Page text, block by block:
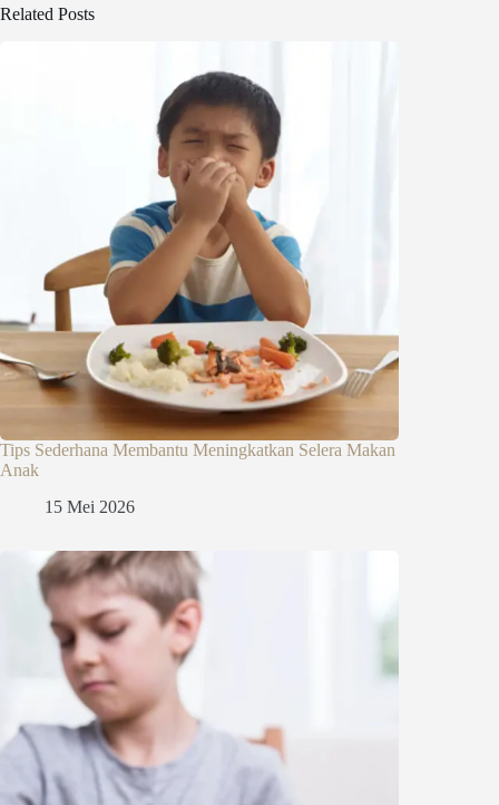
Related Posts
Tips Sederhana Membantu Meningkatkan Selera Makan
Anak
15 Mei 2026